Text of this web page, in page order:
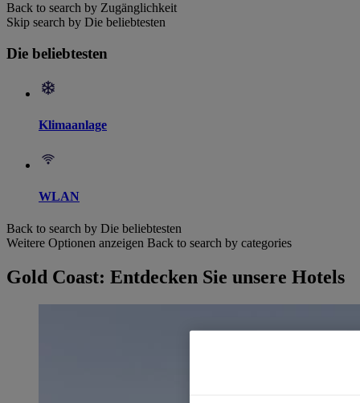
Back to search by Zugänglichkeit
Skip search by Die beliebtesten
Die beliebtesten
Klimaanlage
WLAN
Back to search by Die beliebtesten
Weitere Optionen anzeigen Back to search by categories
Gold Coast: Entdecken Sie unsere Hotels